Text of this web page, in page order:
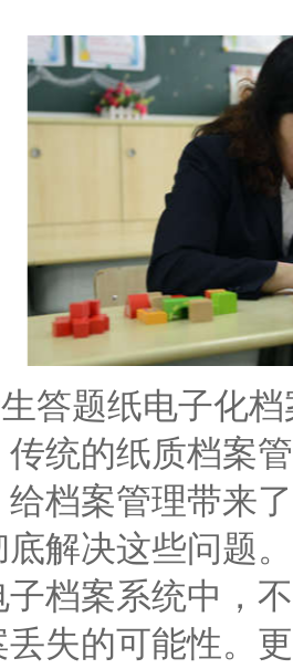
题纸电子化档
统的纸质档案
档案管理带来
底解决这些问题
档案系统中，
失的可能性。